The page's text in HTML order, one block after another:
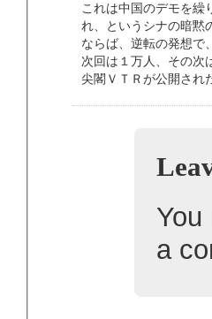
これは中国のデモを繰
れ、というシナの暗黙
ならば、逆転の発想で
次回は１万人、その次
尖閣ＶＴＲが公開され
You
a